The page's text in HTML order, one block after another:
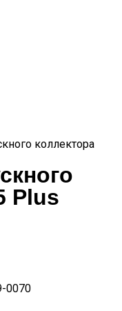
коллектора
Plus
0070